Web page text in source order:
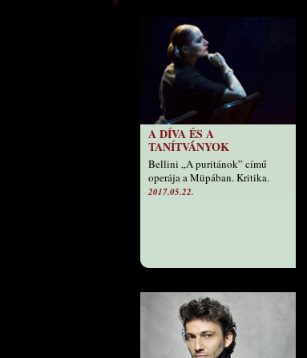
A DÍVA ÉS A
TANÍTVÁNYOK
Bellini „A puritánok” című
operája a Müpában. Kritika.
2017.05.22.